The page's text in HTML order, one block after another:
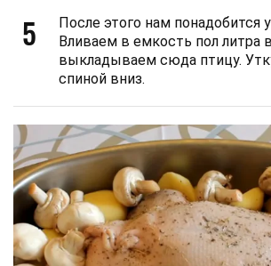
5
После этого нам понадобится
Вливаем в емкость пол литра
выкладываем сюда птицу.
спиной вниз.